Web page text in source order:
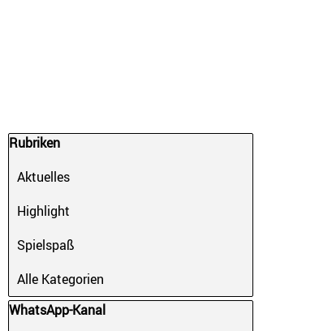
Block überspringen Rubriken
Rubriken
Aktuelles
Highlight
Spielspaß
Alle Kategorien
Block überspringen WhatsApp-Kanal
WhatsApp-Kanal